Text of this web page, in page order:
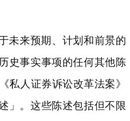
未来预期、计划和前景的
史事实事项的任何其他陈
私人证券诉讼改革法案》
」。这些陈述包括但不限